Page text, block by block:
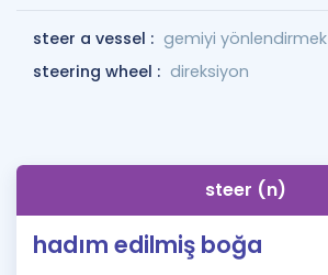
steer a vessel : gemiyi yönlendirmek
steering wheel : direksiyon
steer (n)
hadım edilmiş boğa